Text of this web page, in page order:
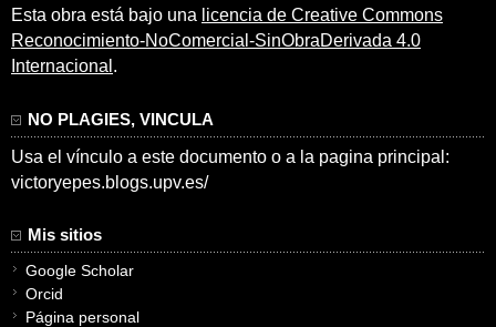
Esta obra está bajo una licencia de Creative Commons
Reconocimiento-NoComercial-SinObraDerivada 4.0
Internacional .
NO PLAGIES, VINCULA
Usa el vínculo a este documento o a la pagina principal:
victoryepes.blogs.upv.es/
Mis sitios
Google Scholar
Orcid
Página personal